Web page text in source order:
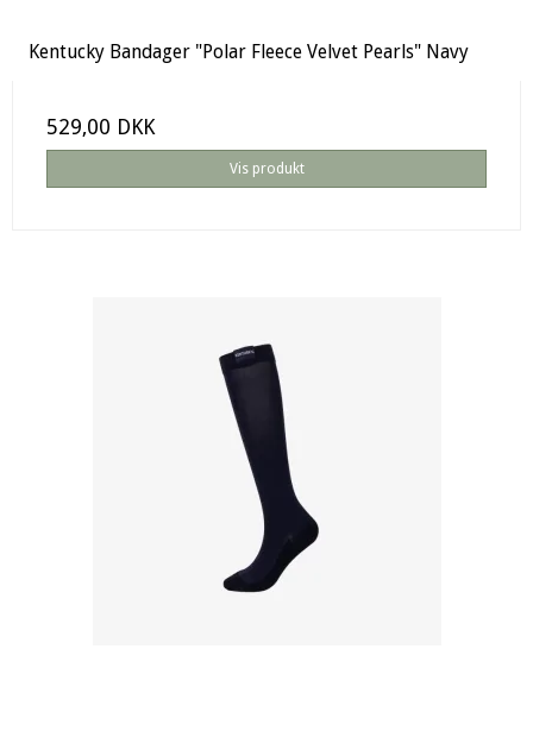
Kentucky Bandager "Polar Fleece Velvet Pearls" Navy
529,00 DKK
Vis produkt